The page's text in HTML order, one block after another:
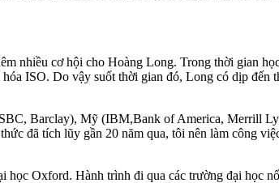
nhiều cơ hội cho Hoàng Long. Trong thời gian
ISO. Do vậy suốt thời gian đó, Long có dịp đến
Barclay), Mỹ (IBM,Bank of America, Merrill
đã tích lũy gần 20 năm qua, tôi nên làm công
Oxford. Hành trình đi qua các trường đại học